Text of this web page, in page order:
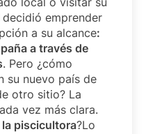
emprender
a su alcance:
a través de
. Pero ¿cómo
su nuevo país de
otro sitio? La
vez más clara.
la piscicultora?Lo